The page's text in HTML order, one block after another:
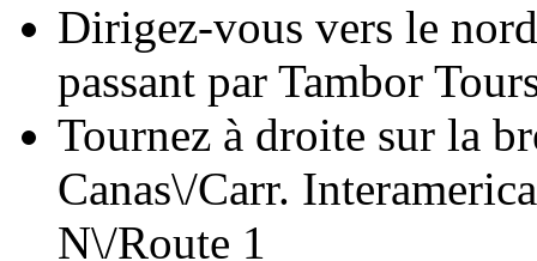
Dirigez-vous vers le
passant par Tambor
Tournez à droite sur la
Canas\/Carr.
N\/Route 1